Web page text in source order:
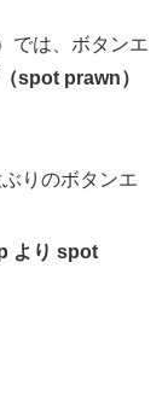
では、ボタンエ
spot prawn）
りのボタンエ
より spot